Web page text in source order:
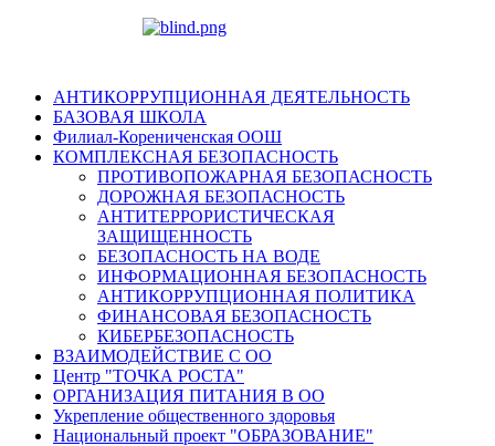
АНТИКОРРУПЦИОННАЯ ДЕЯТЕЛЬНОСТЬ
БАЗОВАЯ ШКОЛА
Филиал-Корениченская ООШ
КОМПЛЕКСНАЯ БЕЗОПАСНОСТЬ
ПРОТИВОПОЖАРНАЯ БЕЗОПАСНОСТЬ
ДОРОЖНАЯ БЕЗОПАСНОСТЬ
АНТИТЕРРОРИСТИЧЕСКАЯ
ЗАЩИЩЕННОСТЬ
БЕЗОПАСНОСТЬ НА ВОДЕ
ИНФОРМАЦИОННАЯ БЕЗОПАСНОСТЬ
АНТИКОРРУПЦИОННАЯ ПОЛИТИКА
ФИНАНСОВАЯ БЕЗОПАСНОСТЬ
КИБЕРБЕЗОПАСНОСТЬ
ВЗАИМОДЕЙСТВИЕ С ОО
Центр "ТОЧКА РОСТА"
ОРГАНИЗАЦИЯ ПИТАНИЯ В ОО
Укрепление общественного здоровья
Национальный проект "ОБРАЗОВАНИЕ"